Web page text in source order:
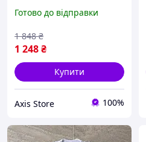
літо, бавовняна кофта з
Готово до відправки
1 248₴
1 848 ₴
Купити
Axis Store 100%